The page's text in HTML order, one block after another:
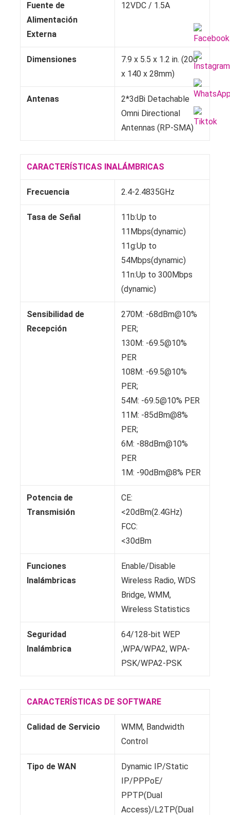
Fuente de
Alimentación
Externa
12VDC / 1.5A
Dimensiones
7.9 x 5.5 x 1.2 in. (200
x 140 x 28mm)
Antenas
2*3dBi Detachable
Omni Directional
Antennas (RP-SMA)
CARACTERÍSTICAS INALÁMBRICAS
Frecuencia 2.4-2.4835GHz
Tasa de Señal
11b:Up to
11Mbps(dynamic)
11g:Up to
54Mbps(dynamic)
11n:Up to 300Mbps
(dynamic)
Sensibilidad de
Recepción
270M: -68dBm@10%
PER;
130M: -69.5@10%
PER
108M: -69.5@10%
PER;
54M: -69.5@10% PER
11M: -85dBm@8%
PER;
6M: -88dBm@10%
PER
1M: -90dBm@8% PER
Potencia de
Transmisión
CE:
<20dBm(2.4GHz)
FCC:
<30dBm
Funciones
Inalámbricas
Enable/Disable
Wireless Radio, WDS
Bridge, WMM,
Wireless Statistics
Seguridad
Inalámbrica
64/128-bit WEP
,WPA/WPA2, WPA-
PSK/WPA2-PSK
CARACTERÍSTICAS DE SOFTWARE
Calidad de Servicio
WMM, Bandwidth
Control
Tipo de WAN
Dynamic IP/Static
IP/PPPoE/
PPTP(Dual
Access)/L2TP(Dual